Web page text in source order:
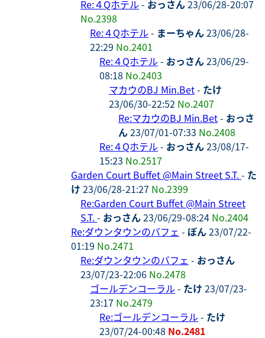
Re:４Qホテル - おっさん23/06/28-20:07
No.2398
Re:４Qホテル - まーちゃん23/06/28-
22:29 No.2401
Re:４Qホテル - おっさん23/06/29-
08:18 No.2403
マカウのBJ Min.Bet- たけ
23/06/30-22:52 No.2407
Re:マカウのBJ Min.Bet- おっさ
ん23/07/01-07:33 No.2408
Re:４Qホテル - おっさん23/08/17-
15:23 No.2517
Garden Court Buffet @Main Street S.T.- た
け 23/06/28-21:27 No.2399
Re:Garden Court Buffet @Main Street
S.T.- おっさん23/06/29-08:24 No.2404
Re:ダウンタウンのバフェ - ぼん23/07/22-
01:19 No.2471
Re:ダウンタウンのバフェ - おっさん
23/07/23-22:06 No.2478
ゴールデンコーラル - たけ 23/07/23-
23:17 No.2479
Re:ゴールデンコーラル - たけ
23/07/24-00:48 No.2481